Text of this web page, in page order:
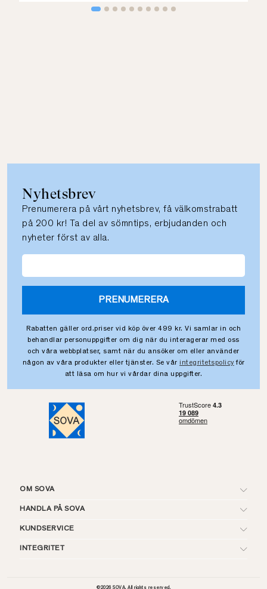
Nyhetsbrev
Prenumerera på vårt nyhetsbrev, få välkomstrabatt
på 200 kr! Ta del av sömntips, erbjudanden och
nyheter först av alla.
PRENUMERERA
Rabatten gäller ord.priser vid köp över 499 kr. Vi samlar in och
behandlar personuppgifter om dig när du interagerar med oss
och våra webbplatser, samt när du ansöker om eller använder
någon av våra produkter eller tjänster. Se vår integritetspolicy för
att läsa om hur vi vårdar dina uppgifter.
OM SOVA
HANDLA PÅ SOVA
KUNDSERVICE
INTEGRITET
©2026SOVA. All rights reserved.